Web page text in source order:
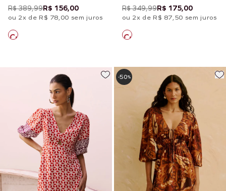
Manga Estampado Marahu
R$ 389,99R$ 156,00
ou 2x de R$ 78,00 sem juros
Estampado Yura
R$ 349,99R$ 175,00
ou 2x de R$ 87,50 sem juros
-50%